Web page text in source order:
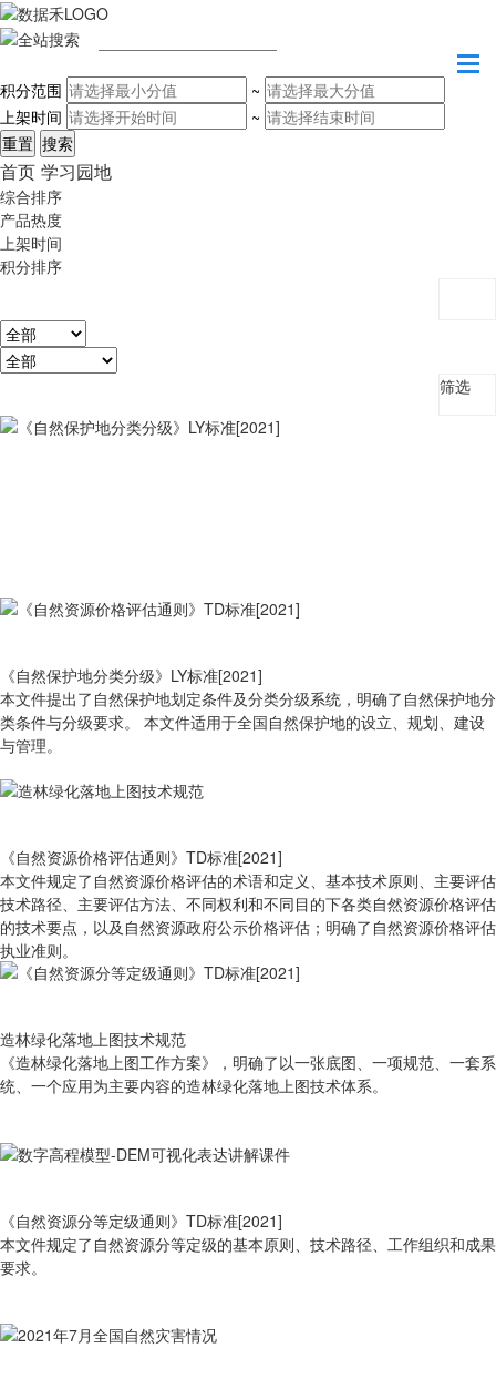
积分范围
~
上架时间
~
首页 学习园地
综合排序
产品热度
上架时间
积分排序
筛选
《自然保护地分类分级》LY标准[2021]
本文件提出了自然保护地划定条件及分类分级系统，明确了自然保护地分
类条件与分级要求。 本文件适用于全国自然保护地的设立、规划、建设
与管理。
《自然资源价格评估通则》TD标准[2021]
本文件规定了自然资源价格评估的术语和定义、基本技术原则、主要评估
技术路径、主要评估方法、不同权利和不同目的下各类自然资源价格评估
的技术要点，以及自然资源政府公示价格评估；明确了自然资源价格评估
执业准则。
造林绿化落地上图技术规范
《造林绿化落地上图工作方案》，明确了以一张底图、一项规范、一套系
统、一个应用为主要内容的造林绿化落地上图技术体系。
《自然资源分等定级通则》TD标准[2021]
本文件规定了自然资源分等定级的基本原则、技术路径、工作组织和成果
要求。